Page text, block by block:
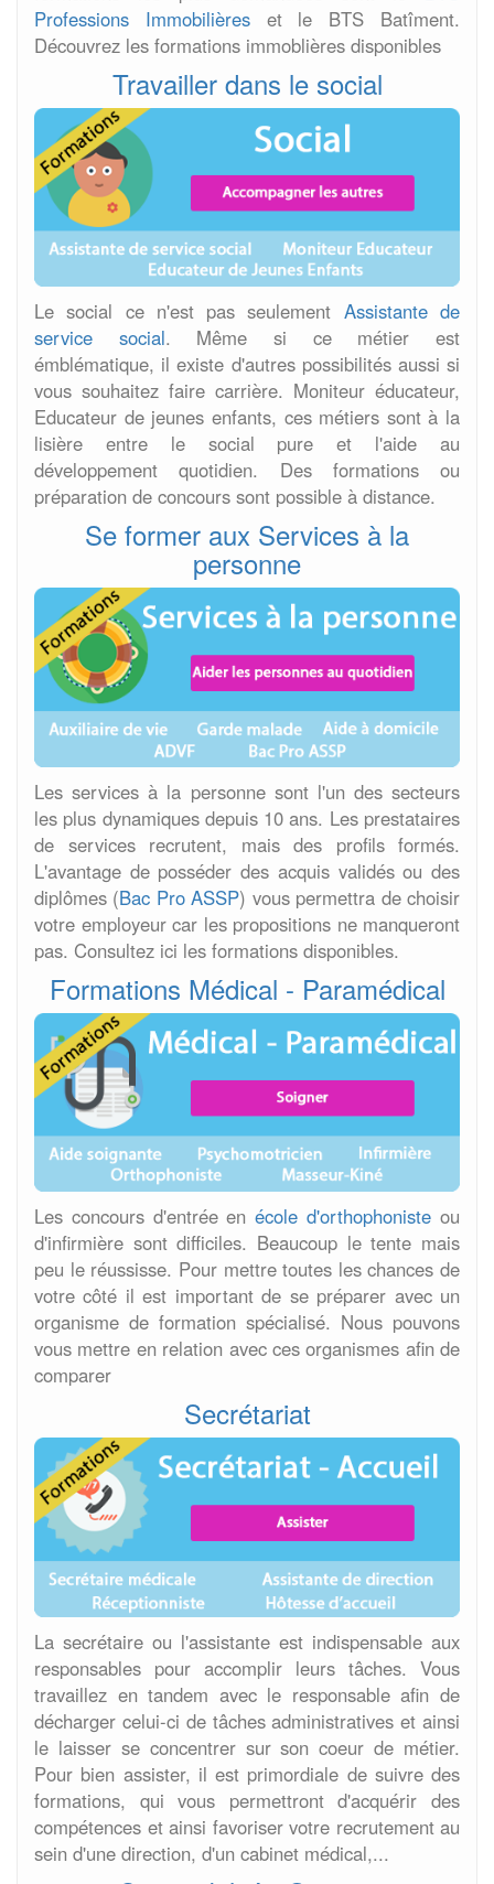
Professions Immobilièreset le BTS Batîment.
Découvrez les formations immoblières disponibles
Travailler dans le social
Le social ce n'est pas seulement Assistante de
service social. Même si ce métier est
émblématique, il existe d'autres possibilités aussi si
vous souhaitez faire carrière. Moniteur éducateur,
Educateur de jeunes enfants, ces métiers sont à la
lisière entre le social pure et l'aide au
développement quotidien. Des formations ou
préparation de concours sont possible à distance.
Se former aux Services à la
personne
Les services à la personne sont l'un des secteurs
les plus dynamiques depuis 10 ans. Les prestataires
de services recrutent, mais des profils formés.
L'avantage de posséder des acquis validés ou des
diplômes (Bac Pro ASSP) vous permettra de choisir
votre employeur car les propositions ne manqueront
pas. Consultez ici les formations disponibles.
Formations Médical - Paramédical
Les concours d'entrée enécole d'orthophoniste ou
d'infirmière sont difficiles. Beaucoup le tente mais
peu le réussisse. Pour mettre toutes les chances de
votre côté il est important de se préparer avec un
organisme de formation spécialisé. Nous pouvons
vous mettre en relation avec ces organismes afin de
comparer
Secrétariat
La secrétaire ou l'assistante est indispensable aux
responsables pour accomplir leurs tâches. Vous
travaillez en tandem avec le responsable afin de
décharger celui-ci de tâches administratives et ainsi
le laisser se concentrer sur son coeur de métier.
Pour bien assister, il est primordiale de suivre des
formations, qui vous permettront d'acquérir des
compétences et ainsi favoriser votre recrutement au
sein d'une direction, d'un cabinet médical,...